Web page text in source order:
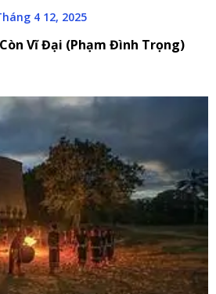
4 12, 2025
Vĩ Đại (Phạm Đình Trọng)